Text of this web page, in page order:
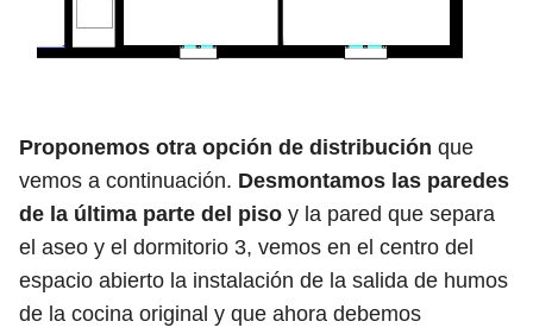
Proponemos otra opción de distribución que
vemos a continuación. Desmontamos las paredes
de la última parte del piso y la pared que separa
el aseo y el dormitorio 3, vemos en el centro del
espacio abierto la instalación de la salida de humos
de la cocina original y que ahora debemos